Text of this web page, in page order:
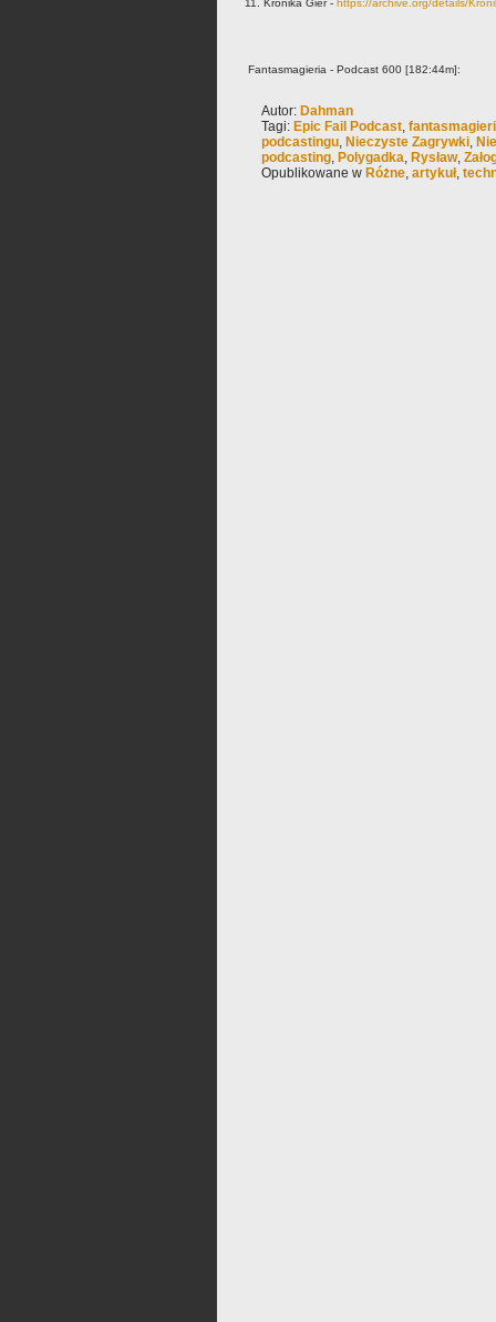
11. Kronika Gier - https://archive.org/details/
Fantasmagieria - Podcast 600 [182:44m]:
Autor: Dahman
Tagi: Epic Fail Podcast,
podcastingu, Nieczyste Zagrywki,
podcasting, Polygadka, Rysław,
Opublikowane w Różne, artykuł,